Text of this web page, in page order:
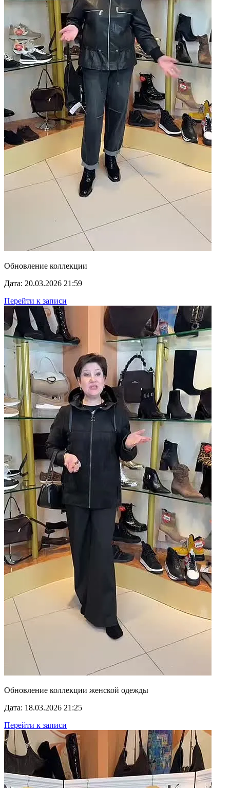
Обновление коллекции
Дата: 20.03.2026 21:59
Перейти к записи
Обновление коллекции женской одежды
Дата: 18.03.2026 21:25
Перейти к записи